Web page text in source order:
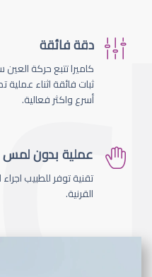
دقة فائقة
ثبات فائقة اثناء عملية
أسرع واكثر فعالية.
عملية بدون لمس
تقنية توفر للطبيب
القرنية.